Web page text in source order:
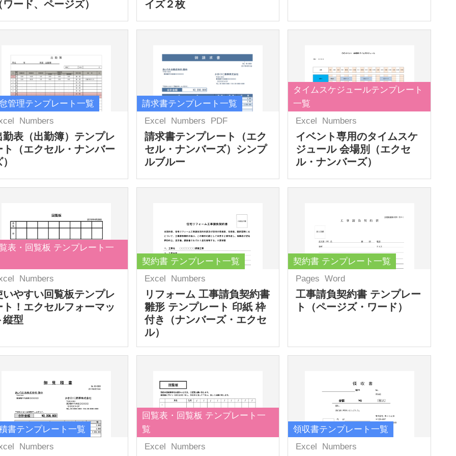
ワード、ページズ） イズ２枚
管理テンプレート一覧
Numbers
勤表（出勤簿）テンプレ
ト（エクセル・ナンバー
請求書テンプレート一覧
Excel
Numbers PDF
請求書テンプレート（エク
セル・ナンバーズ）シンプ
ルブルー
タイムスケジュールテンプレート
一覧
Excel
Numbers
イベント専用のタイムスケ
ジュール 会場別（エクセ
ル・ナンバーズ）
表・回覧板 テンプレート一
Numbers
いやすい回覧板テンプレ
ト！エクセルフォーマッ
縦型
契約書 テンプレート一覧
Excel
Numbers
リフォーム 工事請負契約書
雛形 テンプレート 印紙 枠
付き（ナンバーズ・エクセ
ル）
契約書 テンプレート一覧
Pages Word
工事請負契約書 テンプレー
ト（ページズ・ワード）
書テンプレート一覧
Numbers
回覧表・回覧板 テンプレート一
覧
Excel
Numbers
領収書テンプレート一覧
Excel
Numbers